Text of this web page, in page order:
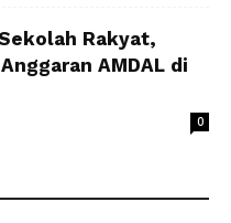
Rakyat,
AMDAL di
0